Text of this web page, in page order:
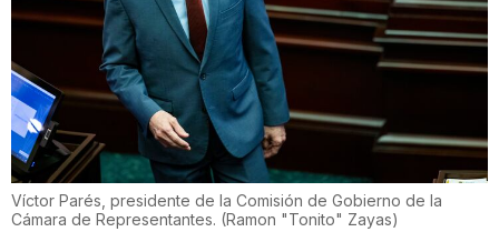
Víctor Parés, presidente de la Comisión de Gobierno de la
Cámara de Representantes. (Ramon "Tonito" Zayas)